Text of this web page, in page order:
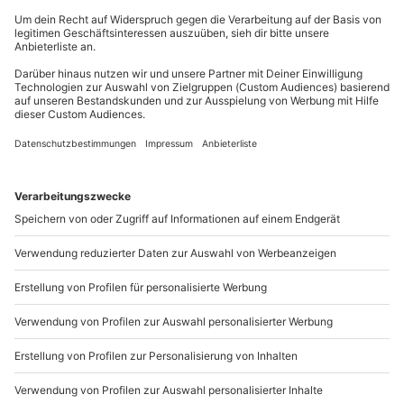
Teilnehmer
Gutschein gültig für 1 Person
Du erreichst uns telefonisch zu folgenden Zeiten,
außer an bundesweiten Feiertagen:
Mo-Fr: 8-20 Uhr | Sa: 10-16 Uhr
089 / 21 12 90 20
Mo-Fr: 9-17 Uhr
b2b@mydays.de
www.b2b.mydays.de/
Artikelnummer: 51294